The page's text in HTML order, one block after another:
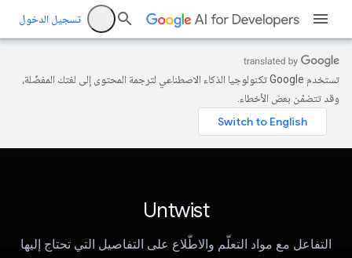
تسجيل الدخول
تستخدم Google تكنولوجيا الذكاء الاصطناعي لترجمة المحتوى إلى لغتك المفضّلة،
وقد تتضمّن بعض الأخطاء.
Untwist
التفاعل مع مواد التعلّم والاطّلاع على التفاصيل التي تحتاج إليها